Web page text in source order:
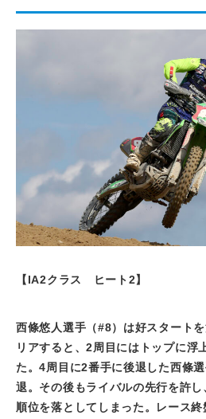
【 IA2クラス ヒート2】
西條悠人選手（#8）は好スタート
リアすると、2周目にはトップに浮
た。4周目に2番手に後退した西條
退。その後もライバルの先行を許し
順位を落としてしまった。レース